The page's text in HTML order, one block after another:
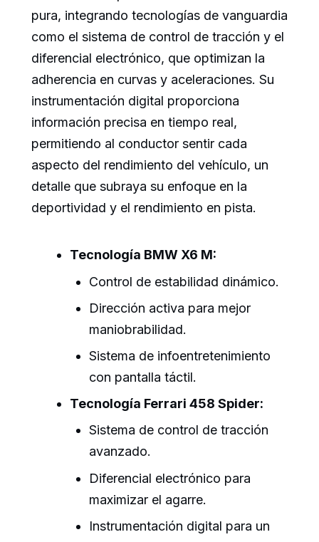
pura, integrando tecnologías de vanguardia
como el sistema de control de tracción y el
diferencial electrónico, que optimizan la
adherencia en curvas y aceleraciones. Su
instrumentación digital proporciona
información precisa en tiempo real,
permitiendo al conductor sentir cada
aspecto del rendimiento del vehículo, un
detalle que subraya su enfoque en la
deportividad y el rendimiento en pista.
Tecnología BMW X6 M:
Control de estabilidad dinámico.
Dirección activa para mejor
maniobrabilidad.
Sistema de infoentretenimiento
con pantalla táctil.
Tecnología Ferrari 458 Spider:
Sistema de control de tracción
avanzado.
Diferencial electrónico para
maximizar el agarre.
Instrumentación digital para un